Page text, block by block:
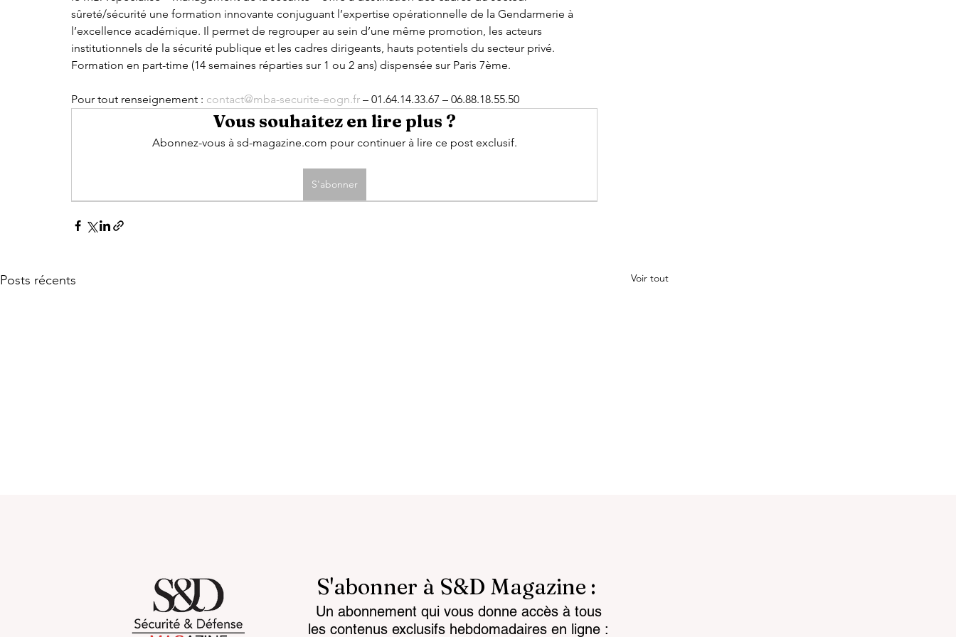
sûreté/sécurité une formation innovante conjuguant l’expertise opérationnelle de la Gendarmerie à
l’excellence académique. Il permet de regrouper au sein d’une même promotion, les acteurs
institutionnels de la sécurité publique et les cadres dirigeants, hauts potentiels du secteur privé.
Formation en part-time (14 semaines réparties sur 1 ou 2 ans) dispensée sur Paris 7ème.
Pour tout renseignement : contact@mba-securite-eogn.fr – 01.64.14.33.67 – 06.88.18.55.50
Vous souhaitez en lire plus ?
Abonnez-vous à sd-magazine.com pour continuer à lire ce post exclusif.
S'abonner
Posts récents Voir tout
Space sovereignty: from
Customs 2030: a new era
S'abonner à S&D Magazine :
Un abonnement qui vous donne accès à tous
les contenus exclusifs hebdomadaires en ligne :